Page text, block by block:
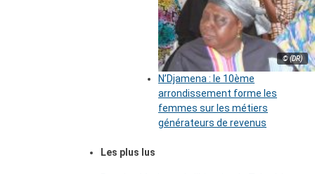
© (DR)
N’Djamena : le 10ème
arrondissement forme les
femmes sur les métiers
générateurs de revenus
Les plus lus